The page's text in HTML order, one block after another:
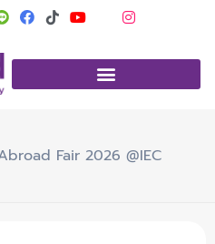
T
i
t
k
Y
o
t
b
I
n
t
g
Fair 2026 @IEC